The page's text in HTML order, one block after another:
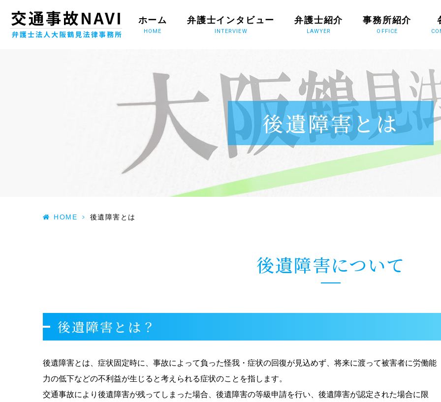
ホーム
HOME
弁護士インタビュー
INTERVIEW
弁護士紹介
LAWYER
事務所紹介
OFFICE
後遺障害とは
HOME > 後遺障害とは
後遺障害について
後遺障害とは？
後遺障害とは、症状固定時に、事故によって負った怪我・症状の回復が見込めず、将来に渡って被害者に労働能
力の低下などの不利益が生じると考えられる症状のことを指します。
交通事故により後遺障害が残ってしまった場合、後遺障害の等級申請を行い、後遺障害が認定された場合に限